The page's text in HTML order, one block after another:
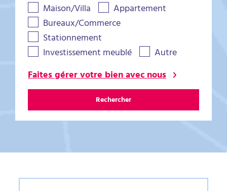
Maison/Villa
Appartement
Bureaux/Commerce
Stationnement
Investissement meublé
Autre
Faites gérer votre bien avec nous
Rechercher